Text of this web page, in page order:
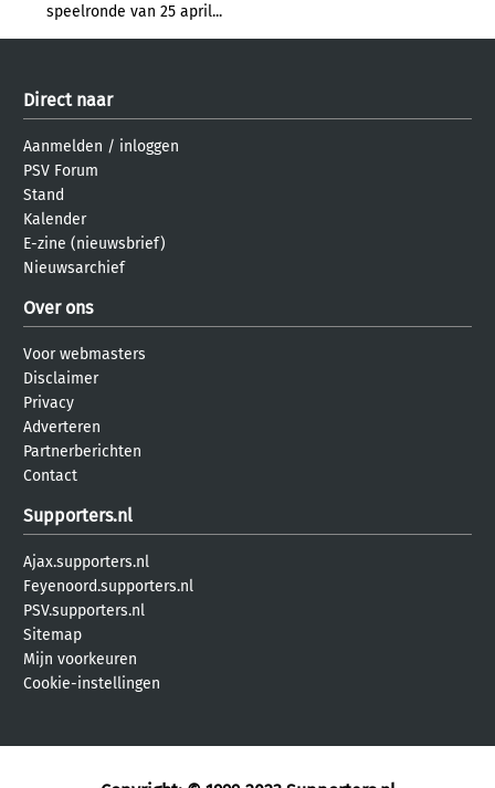
speelronde van 25 april...
Direct naar
Aanmelden / inloggen
PSV Forum
Stand
Kalender
E-zine (nieuwsbrief)
Nieuwsarchief
Over ons
Voor webmasters
Disclaimer
Privacy
Adverteren
Partnerberichten
Contact
Supporters.nl
Ajax.supporters.nl
Feyenoord.supporters.nl
PSV.supporters.nl
Sitemap
Mijn voorkeuren
Cookie-instellingen